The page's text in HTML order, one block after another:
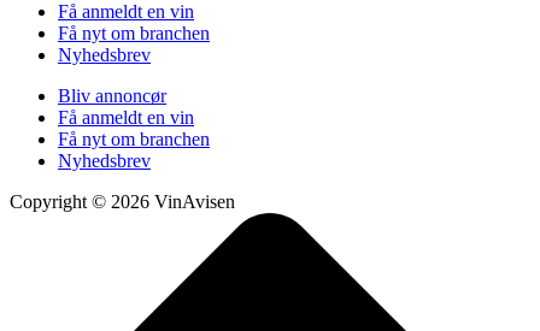
Få anmeldt en vin
Få nyt om branchen
Nyhedsbrev
Bliv annoncør
Få anmeldt en vin
Få nyt om branchen
Nyhedsbrev
Copyright © 2026 VinAvisen